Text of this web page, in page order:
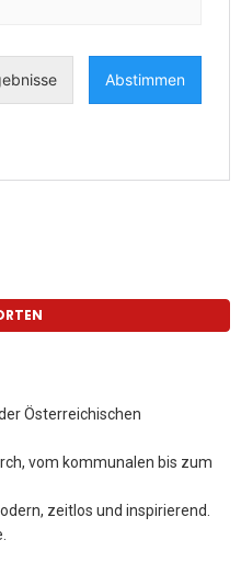
Österreichischen
vom kommunalen bis zum
zeitlos und inspirierend.